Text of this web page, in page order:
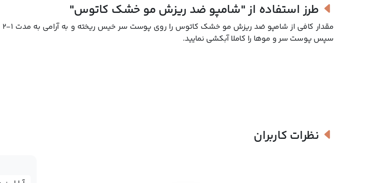
طرز استفاده از"شامپو ضد ریزش مو خشک کاتوس"
سپس پوست سر و موها را کاملا آبکشی نمایید.
نظرات کاربران